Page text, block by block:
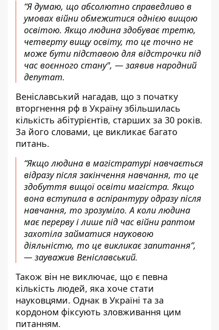
“Я думаю, що абсолютно справедливо в
умовах війни обмежитися однією вищою
освітою. Якщо людина здобуває третю,
четверту вищу освіту, то це точно не
може бути підставою для відстрочки під
час воєнного стану", — заявив народний
депутат.
Веніславський нагадав, що з початку
вторгнення рф в Україну збільшилась
кількість абітурієнтів, старших за 30 років.
За його словами, це викликає багато
питань.
“Якщо людина в магістратурі навчається
відразу після закінчення навчання, то це
здобуття вищої освіти магістра. Якщо
вона вступила в аспірантуру одразу після
навчання, то зрозуміло. А коли людина
має перерву і лише під час війни раптом
захотіла займатися науковою
діяльністю, то це викликає запитання”,
— зауважив Веніславський.
Також він не виключає, що є певна
кількість людей, яка хоче стати
науковцями. Однак в Україні та за
кордоном фіксують зловживання цим
питанням.